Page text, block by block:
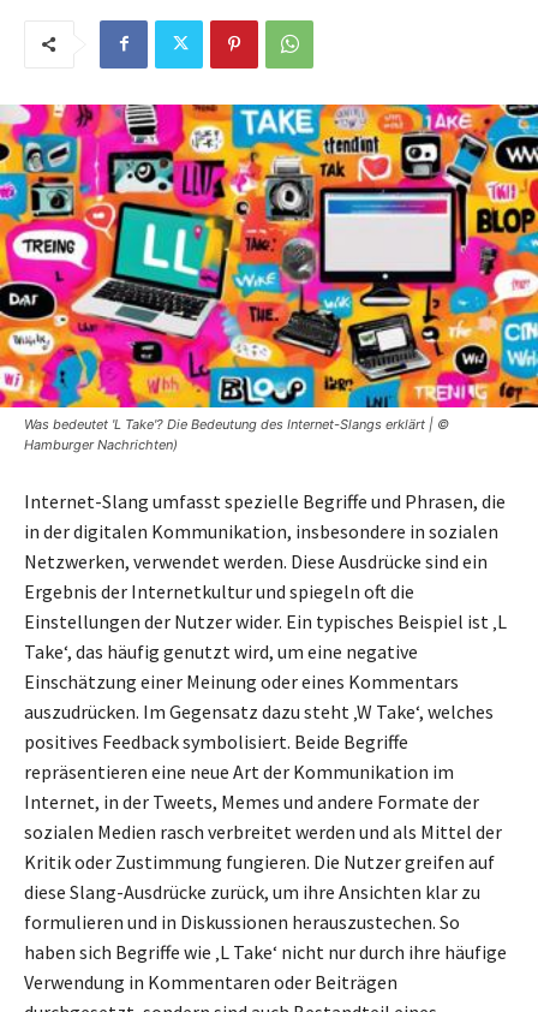
Was bedeutet 'L Take'? Die Bedeutung des Internet-Slangs erklärt | ©
Hamburger Nachrichten)
Internet-Slang umfasst spezielle Begriffe und Phrasen, die
in der digitalen Kommunikation, insbesondere in sozialen
Netzwerken, verwendet werden. Diese Ausdrücke sind ein
Ergebnis der Internetkultur und spiegeln oft die
Einstellungen der Nutzer wider. Ein typisches Beispiel ist ‚L
Take‘, das häufig genutzt wird, um eine negative
Einschätzung einer Meinung oder eines Kommentars
auszudrücken. Im Gegensatz dazu steht ‚W Take‘, welches
positives Feedback symbolisiert. Beide Begriffe
repräsentieren eine neue Art der Kommunikation im
Internet, in der Tweets, Memes und andere Formate der
sozialen Medien rasch verbreitet werden und als Mittel der
Kritik oder Zustimmung fungieren. Die Nutzer greifen auf
diese Slang-Ausdrücke zurück, um ihre Ansichten klar zu
formulieren und in Diskussionen herauszustechen. So
haben sich Begriffe wie ‚L Take‘ nicht nur durch ihre häufige
Verwendung in Kommentaren oder Beiträgen